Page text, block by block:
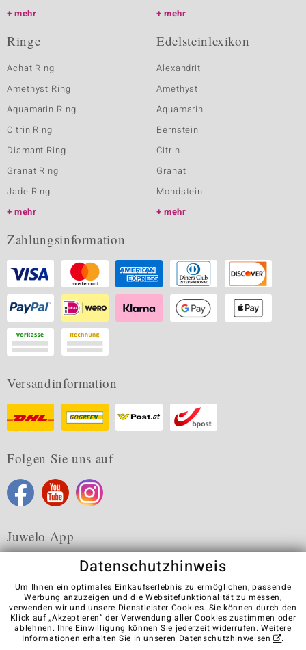
mehr
mehr
Ringe
Achat Ring
Amethyst Ring
Aquamarin Ring
Citrin Ring
Diamant Ring
Granat Ring
Jade Ring
mehr
Edelsteinlexikon
Alexandrit
Amethyst
Aquamarin
Bernstein
Citrin
Granat
Mondstein
mehr
Zahlungsinformation
Versandinformation
Folgen Sie uns auf
Juwelo App
Karriere AGB Datenschutz Cookies
Impressum
Kontakt
Vertrag widerrufen
Datenschutzhinweis
Um Ihnen ein optimales Einkaufserlebnis zu ermöglichen, passende
Werbung anzuzeigen und die Websitefunktionalität zu messen,
verwenden wir und unsere Dienstleister Cookies. Sie können durch den
Klick auf „Akzeptieren“ der Verwendung aller Cookies zustimmen oder
ablehnen. Ihre Einwilligung können Sie jederzeit widerrufen. Weitere
Informationen erhalten Sie in unseren Datenschutzhinweisen .